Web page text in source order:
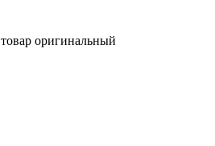
оригинальный